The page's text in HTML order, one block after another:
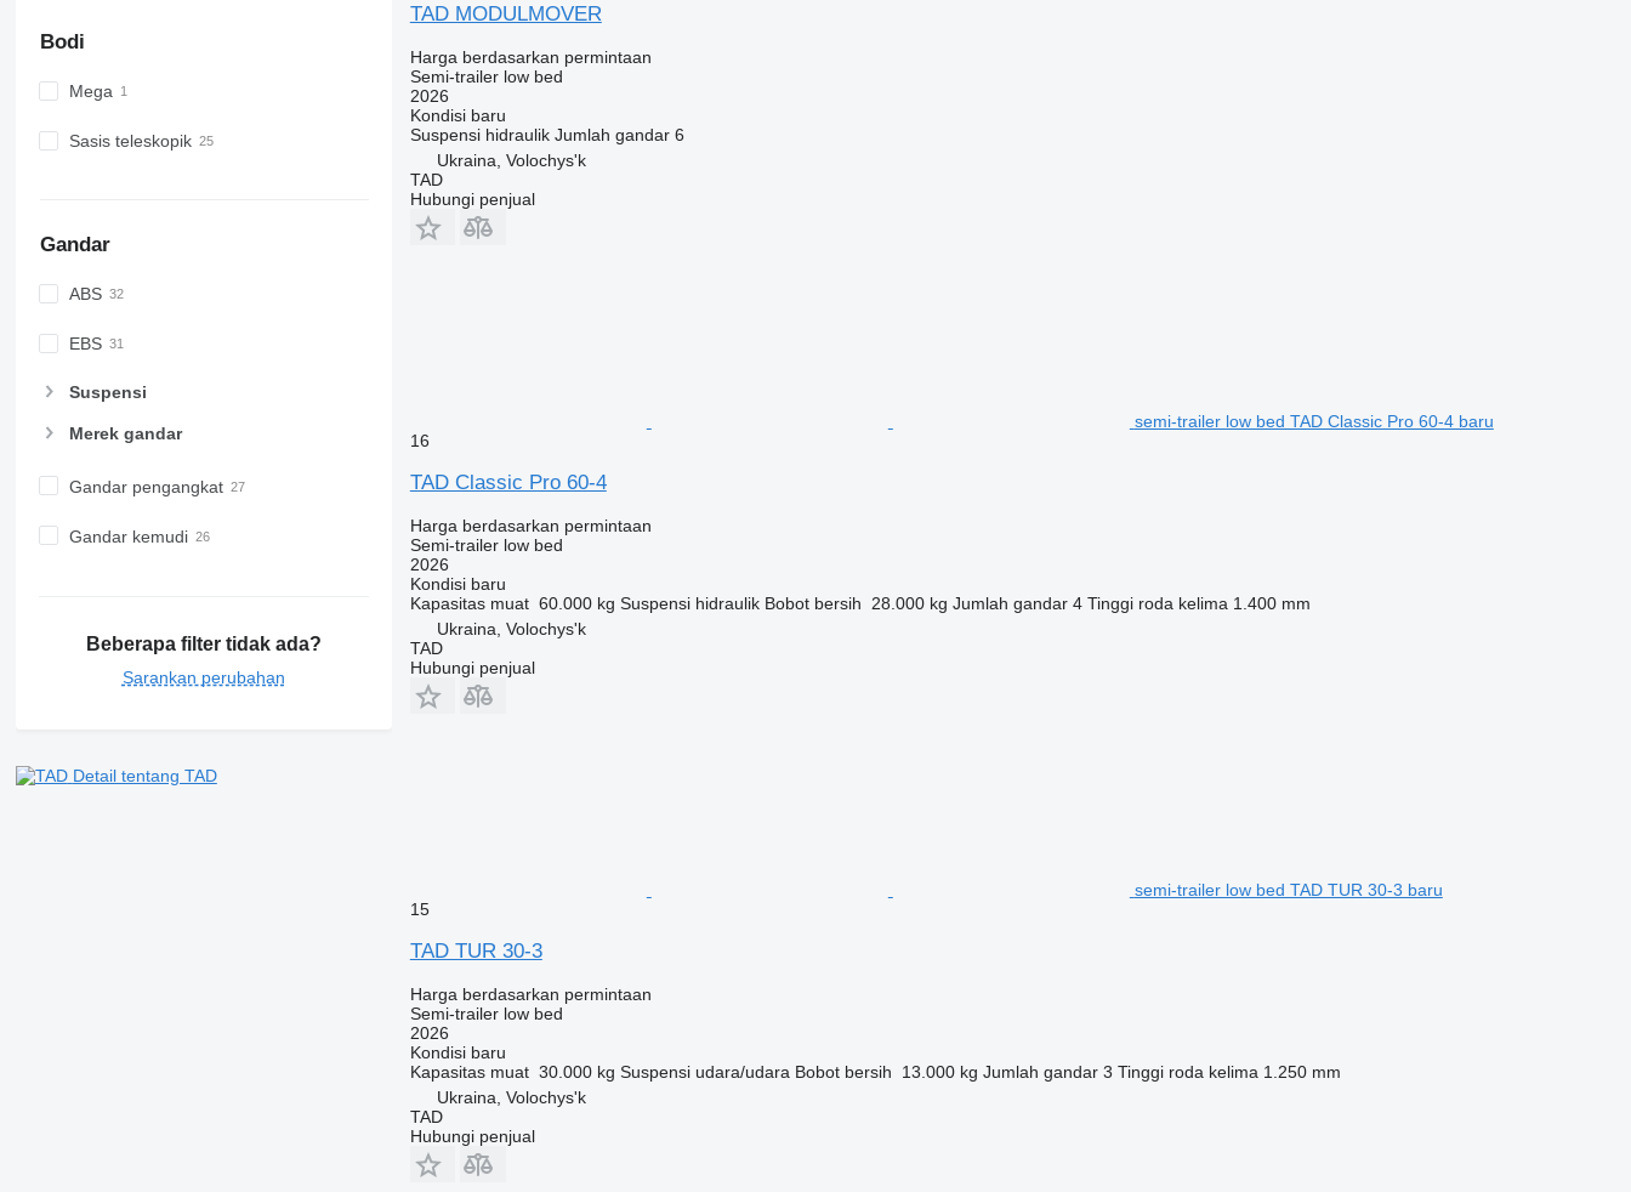
Bodi
Mega
Sasis teleskopik
Gandar
ABS
EBS
Suspensi
Merek gandar
Gandar pengangkat
Gandar kemudi
Beberapa filter tidak ada?
Sarankan perubahan
Detail tentang TAD
TAD MODULMOVER
Harga berdasarkan permintaan
Semi-trailer low bed
2026
Kondisibaru
Suspensi hidraulik Jumlah gandar 6
Ukraina, Volochys'k
TAD
Hubungi penjual
semi-trailer low bed TAD Classic Pro 60-4 baru
16
TAD Classic Pro 60-4
Harga berdasarkan permintaan
Semi-trailer low bed
2026
Kondisibaru
Kapasitas muat 60.000 kg Suspensi hidraulik Bobot bersih 28.000 kg Jumlah gandar 4 Tinggi roda kelima 1.400 mm
Ukraina, Volochys'k
TAD
Hubungi penjual
semi-trailer low bed TAD TUR 30-3 baru
15
TAD TUR 30-3
Harga berdasarkan permintaan
Semi-trailer low bed
2026
Kondisibaru
Kapasitas muat 30.000 kg Suspensi udara/udara Bobot bersih 13.000 kg Jumlah gandar 3 Tinggi roda kelima 1.250 mm
Ukraina, Volochys'k
TAD
Hubungi penjual